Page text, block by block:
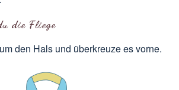
die Fliege
den Hals und überkreuze es vorne.